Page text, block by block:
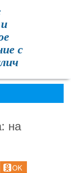
с
на
OK